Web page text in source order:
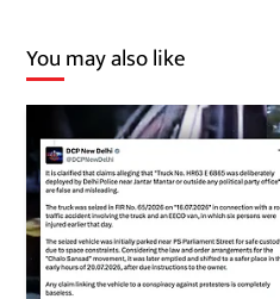
You may also like